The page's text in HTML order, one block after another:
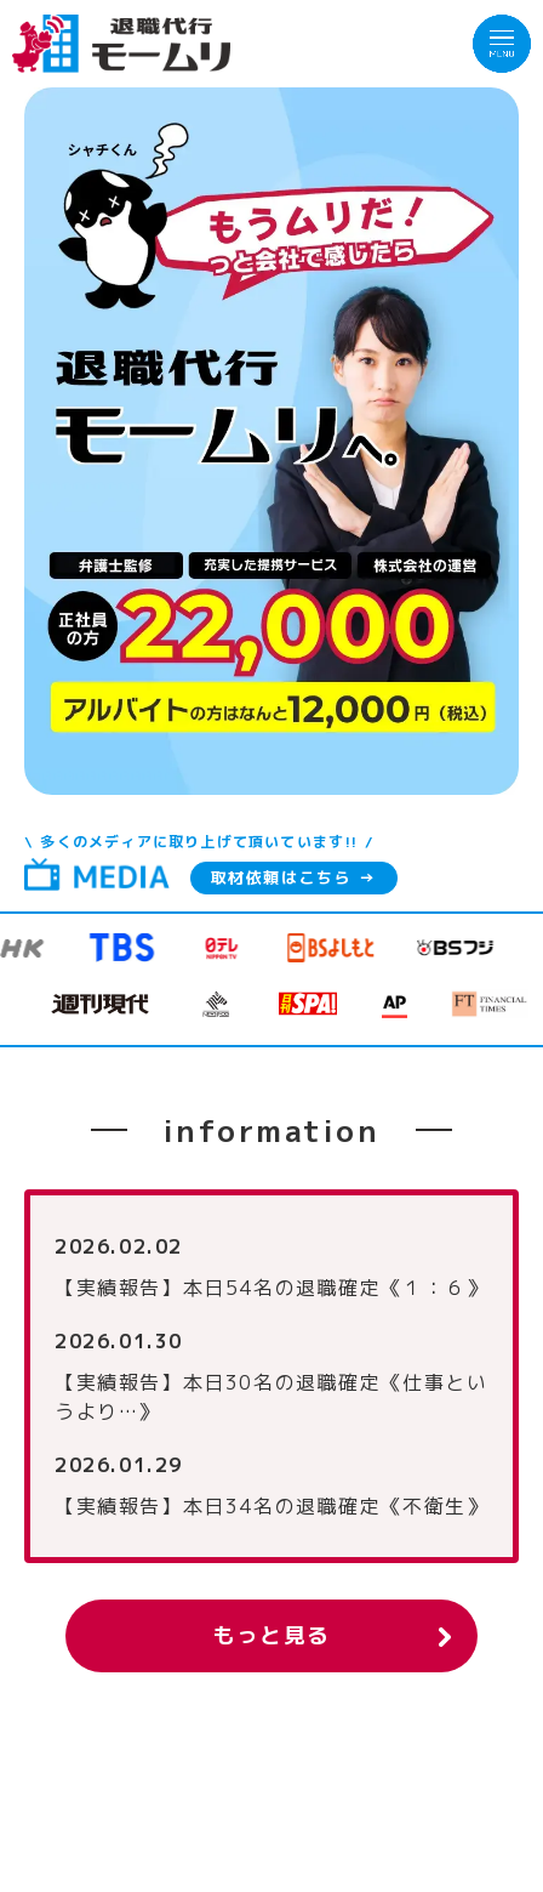
\ 多くのメディアに取り上げて頂いています!! /
取材依頼はこちら →
information
2026.02.02
【実績報告】本日54名の退職確定《１：６》
2026.01.30
【実績報告】本日30名の退職確定《仕事とい
うより…》
2026.01.29
【実績報告】本日34名の退職確定《不衛生》
もっと見る